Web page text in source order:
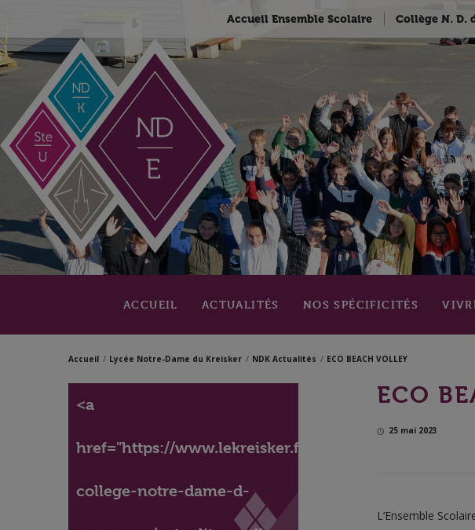
Accueil Ensemble Scolaire Collège N. D.
ACCUEIL ACTUALITÉS NOS SPÉCIFICITÉS
Accueil Lycée Notre-Dame du Kreisker NDK Actualités ECO BEACH VOLLEY
ECO
25 mai 2023
L’Ensemble
<a
href="https://www.lekreisker.fr/accueil-
college-notre-dame-d-